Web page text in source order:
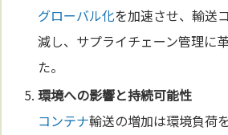
グローバル化を加速させ、輸送
減し、サプライチェーン管理に
た。
環境への影響と持続可能性
コンテナ輸送の増加は環境負荷